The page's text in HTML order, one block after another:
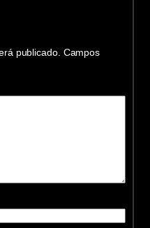
publicado. Campos